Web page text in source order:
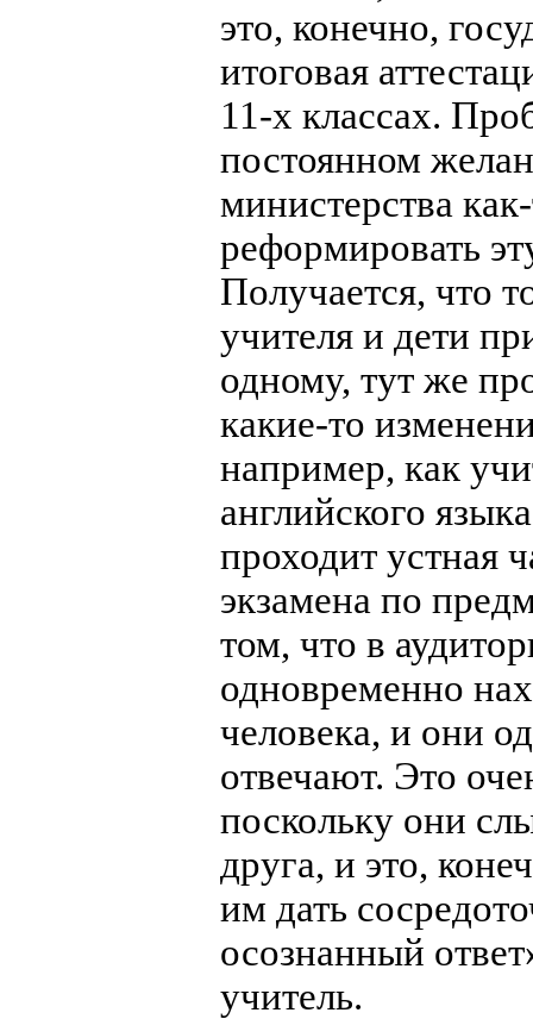
это, конечно,
итоговая
11-х классах.
постоянном
министерства
реформировать
Получается, что
учителя и дети
одному, тут же
какие-то
например, как
английского
проходит устная
экзамена по
том, что в
одновременно
человека, и они
отвечают. Это
поскольку они
друга, и это,
им дать
осознанный
учитель.